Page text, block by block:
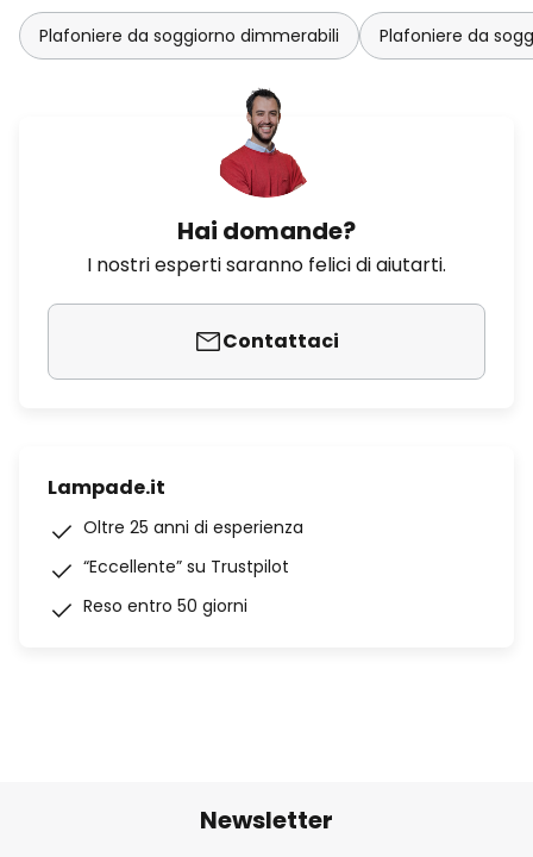
Plafoniere da soggiorno dimmerabili Plafoniere da
Hai domande?
I nostri esperti saranno felici di aiutarti.
Contattaci
Lampade.it
Oltre 25 anni di esperienza
“Eccellente” su Trustpilot
Reso entro 50 giorni
Newsletter